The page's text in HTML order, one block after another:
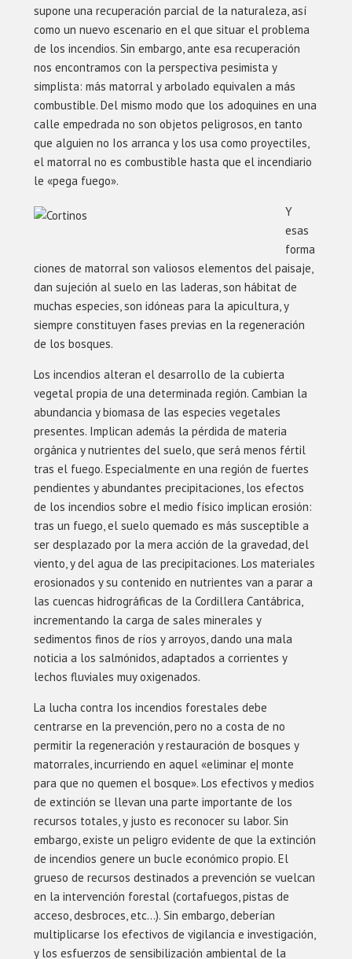
supone una recuperación parcial de la naturaleza, así
como un nuevo escenario en el que situar el problema
de los incendios. Sin embargo, ante esa recuperación
nos encontramos con la perspectiva pesimista y
simplista: más matorral y arbolado equivalen a más
combustible. Del mismo modo que los adoquines en una
calle empedrada no son objetos peligrosos, en tanto
que alguien no Ios arranca y los usa como proyectiles,
el matorral no es combustible hasta que el incendiario
le «pega fuego».
Y
esas
forma
ciones de matorral son valiosos elementos del paisaje,
dan sujeción al suelo en las laderas, son hábitat de
muchas especies, son idóneas para la apicultura, y
siempre constituyen fases previas en la regeneración
de los bosques.
Los incendios alteran el desarrollo de la cubierta
vegetal propia de una determinada región. Cambian la
abundancia y biomasa de las especies vegetales
presentes. Implican además la pérdida de materia
orgánica y nutrientes del suelo, que será menos fértil
tras el fuego. Especialmente en una región de fuertes
pendientes y abundantes precipitaciones, los efectos
de los incendios sobre el medio físico implican erosión:
tras un fuego, el suelo quemado es más susceptible a
ser desplazado por la mera acción de la gravedad, del
viento, y del agua de las precipitaciones. Los materiales
erosionados y su contenido en nutrientes van a parar a
las cuencas hidrográficas de la Cordillera Cantábrica,
incrementando la carga de sales minerales y
sedimentos finos de ríos y arroyos, dando una mala
noticia a los salmónidos, adaptados a corrientes y
lechos fluviales muy oxigenados.
La lucha contra Ios incendios forestales debe
centrarse en la prevención, pero no a costa de no
permitir la regeneración y restauración de bosques y
matorrales, incurriendo en aquel «eliminar e| monte
para que no quemen el bosque». Los efectivos y medios
de extinción se llevan una parte importante de los
recursos totales, y justo es reconocer su labor. Sin
embargo, existe un peligro evidente de que la extinción
de incendios genere un bucle económico propio. El
grueso de recursos destinados a prevención se vuelcan
en la intervención forestal (cortafuegos, pistas de
acceso, desbroces, etc…). Sin embargo, deberían
multiplicarse Ios efectivos de vigilancia e investigación,
y los esfuerzos de sensibilización ambiental de la